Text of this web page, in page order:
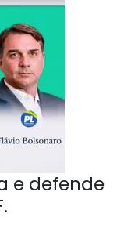
e defende